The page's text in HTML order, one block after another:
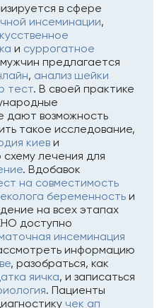
в сфере
инсеминации,
и суррогатное
предлагается
, анализ шейки
тест. В своей практике
дают возможность
такое исследование,
киев и
лечения для
. Вдобавок
на совместимость
беременность и
на всех этапах
доступно
инсеминация
информацию
, разобраться, как
яичка, и записаться
. Пациенты
чек ап